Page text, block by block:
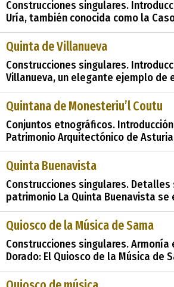
refugio, envuelto por una zona
cuidadosament
Construcciones singulares.
Uría, también conocida como la
Gallego, es un tesoro
historia y la cultura de la región. En
adentraremos en su fascinante
sus características físicas
Quinta de Villanueva
Construcciones singulares.
Villanueva, un elegante ejemplo de
arquitectónico, fue construida en
Manuel Posada Noriega. Ubicada en
este chalé unifamiliar se erige como
impresionante de la opulencia de la
Quintana de Monesteriu’l Coutu
Conjuntos etnográficos.
Patrimonio Arquitectónico de
Monesteriu’l Coutu destaca como
interesante, recogido en el
Arquitectónico de la región. Este
por paneras y una vivienda auxiliar,
Quinta Buenavista
Construcciones singulares. Detalles
patrimonio La Quinta Buenavista se
en la calle Badalán de la villa de
municipio asturiano de Colombres.
parte de un barrio alto con una serie
interés, incluyendo la Casa de Los
ajardinamien
Quiosco de la Música de Sama
Construcciones singulares. Armonía
Dorado: El Quiosco de la Música de
de Sama de Langreo, Asturias, se
símbolo de la cultura y el